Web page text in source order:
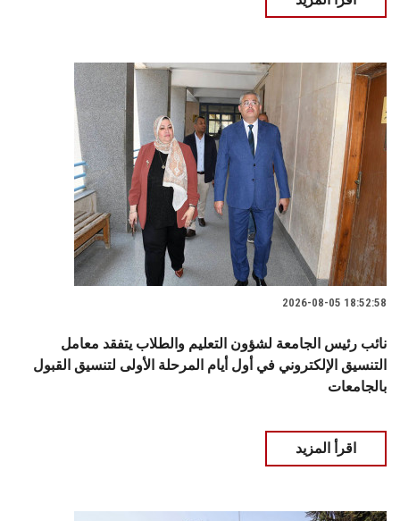
2026-08-05 18:52:58
نائب رئيس الجامعة لشؤون التعليم والطلاب يتفقد معامل
التنسيق الإلكتروني في أول أيام المرحلة الأولى لتنسيق القبول
بالجامعات
اقرأ المزيد